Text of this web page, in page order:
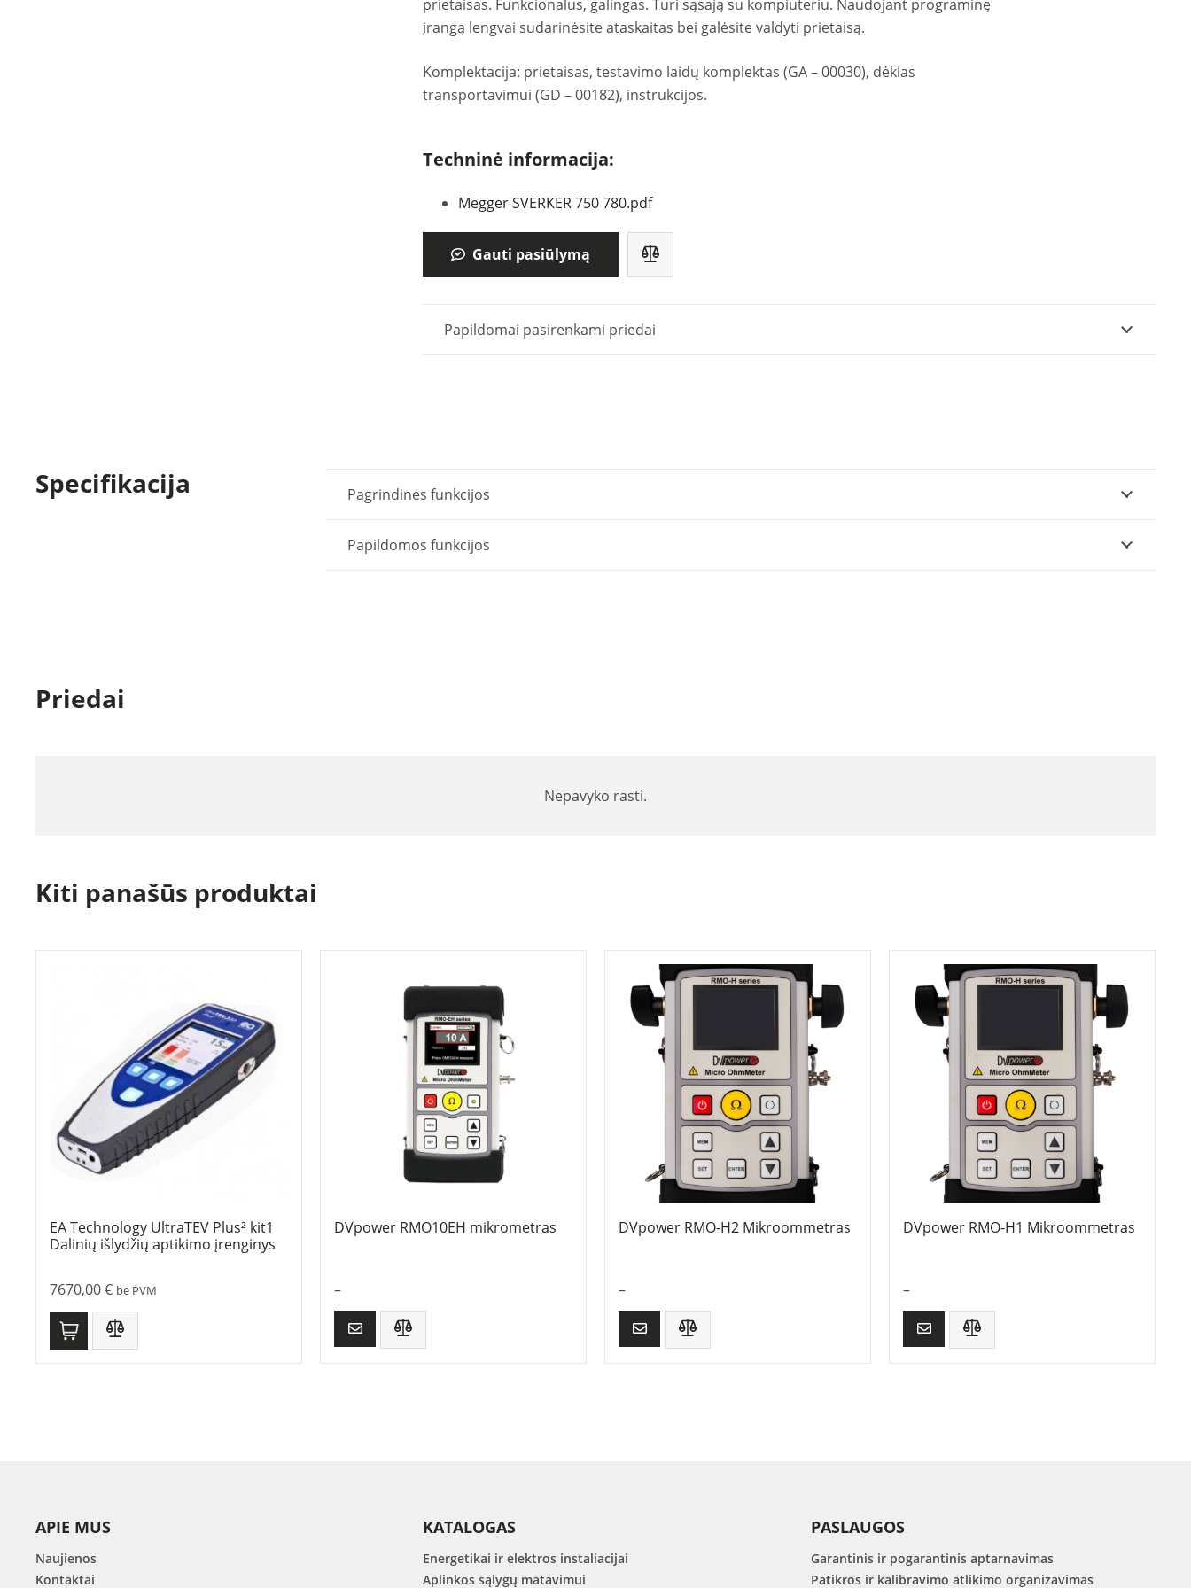
prietaisas. Funkcionalus, galingas. Turi sąsają su kompiuteriu. Naudojant programinę
įrangą lengvai sudarinėsite ataskaitas bei galėsite valdyti prietaisą.
Komplektacija: prietaisas, testavimo laidų komplektas (GA – 00030), dėklas
transportavimui (GD – 00182), instrukcijos.
Techninė informacija:
Megger SVERKER 750 780.pdf
Gauti pasiūlymą
Papildomai pasirenkami priedai
Specifikacija Pagrindinės funkcijos
Papildomos funkcijos
Priedai
Nepavyko rasti.
Kiti panašūs produktai
EA Technology UltraTEV Plus² kit1
Dalinių išlydžių aptikimo įrenginys
7670,00€ be PVM
DVpower RMO10EH mikrometras
–
DVpower RMO-H2 Mikroommetras
–
DVpower RMO-H1 Mikroommetras
–
APIE MUS
Naujienos
Kontaktai
KATALOGAS
Energetikai ir elektros instaliacijai
Aplinkos sąlygų matavimui
PASLAUGOS
Garantinis ir pogarantinis aptarnavimas
Patikros ir kalibravimo atlikimo organizavimas